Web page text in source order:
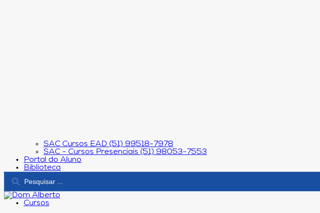
SAC Cursos EAD (51) 99518-7978
SAC - Cursos Presenciais (51) 98053-7553
Portal do Aluno
Biblioteca
Cursos